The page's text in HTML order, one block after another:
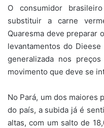
O consumidor
substituir a carne
Quaresma deve preparar
levantamentos do
generalizada nos
movimento que deve se
No Pará, um dos maiores
do país, a subida já é
altas, com um salto de